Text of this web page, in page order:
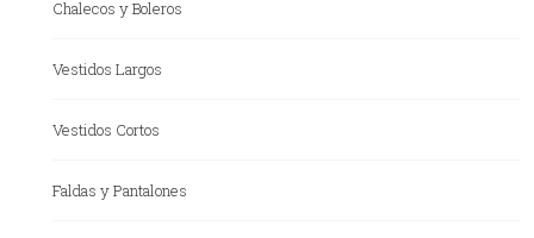
Chalecos y Boleros
Vestidos Largos
Vestidos Cortos
Faldas y Pantalones